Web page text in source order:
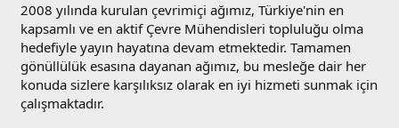
2008 yılında kurulan çevrimiçi ağımız, Türkiye'nin en
kapsamlı ve en aktif Çevre Mühendisleri topluluğu olma
hedefiyle yayın hayatına devam etmektedir. Tamamen
gönüllülük esasına dayanan ağımız, bu mesleğe dair her
konuda sizlere karşılıksız olarak en iyi hizmeti sunmak için
çalışmaktadır.